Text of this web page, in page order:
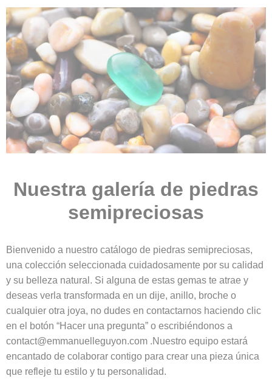
Nuestra galería de piedras
semipreciosas
Bienvenido a nuestro catálogo de piedras semipreciosas,
una colección seleccionada cuidadosamente por su calidad
y su belleza natural. Si alguna de estas gemas te atrae y
deseas verla transformada en un dije, anillo, broche o
cualquier otra joya, no dudes en contactarnos haciendo clic
en el botón “Hacer una pregunta” o escribiéndonos a
contact@emmanuelleguyon.com .Nuestro equipo estará
encantado de colaborar contigo para crear una pieza única
que refleje tu estilo y tu personalidad.